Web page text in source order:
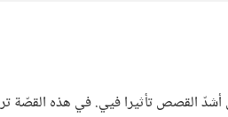
القصص تأثيرا فيي. في هذه القصّة